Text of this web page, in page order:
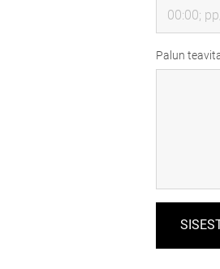
Palun